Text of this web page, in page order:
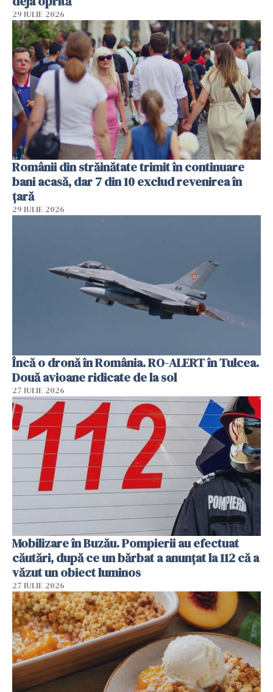
29 IULIE 2026
Românii din străinătate trimit în continuare
bani acasă, dar 7 din 10 exclud revenirea în
țară
29 IULIE 2026
Încă o dronă în România. RO-ALERT în Tulcea.
Două avioane ridicate de la sol
27 IULIE 2026
Mobilizare în Buzău. Pompierii au efectuat
căutări, după ce un bărbat a anunțat la 112 că a
văzut un obiect luminos
27 IULIE 2026